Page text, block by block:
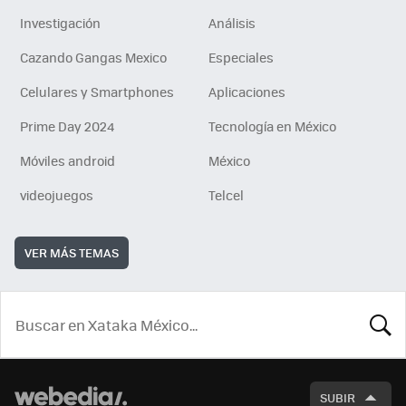
Investigación
Análisis
Cazando Gangas Mexico
Especiales
Celulares y Smartphones
Aplicaciones
Prime Day 2024
Tecnología en México
Móviles android
México
videojuegos
Telcel
VER MÁS TEMAS
SUBIR